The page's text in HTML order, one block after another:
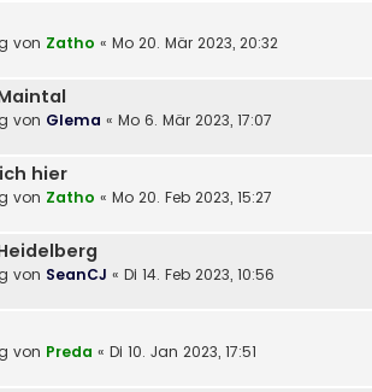
von Zatho « Mo 20. Mär 2023, 20:32
von Glema « Mo 6. Mär 2023, 17:07
hier
von Zatho « Mo 20. Feb 2023, 15:27
von SeanCJ « Di 14. Feb 2023, 10:56
von Preda « Di 10. Jan 2023, 17:51